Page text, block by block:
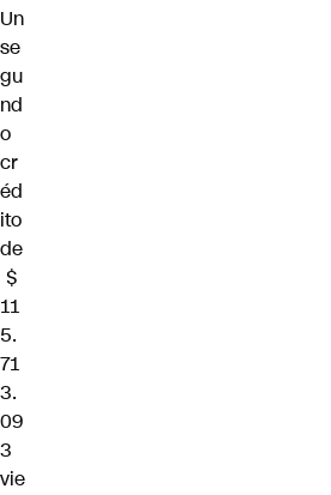
Un
se
gu
nd
o
cr
éd
ito
de
$
11
5.
71
3.
09
3
vie